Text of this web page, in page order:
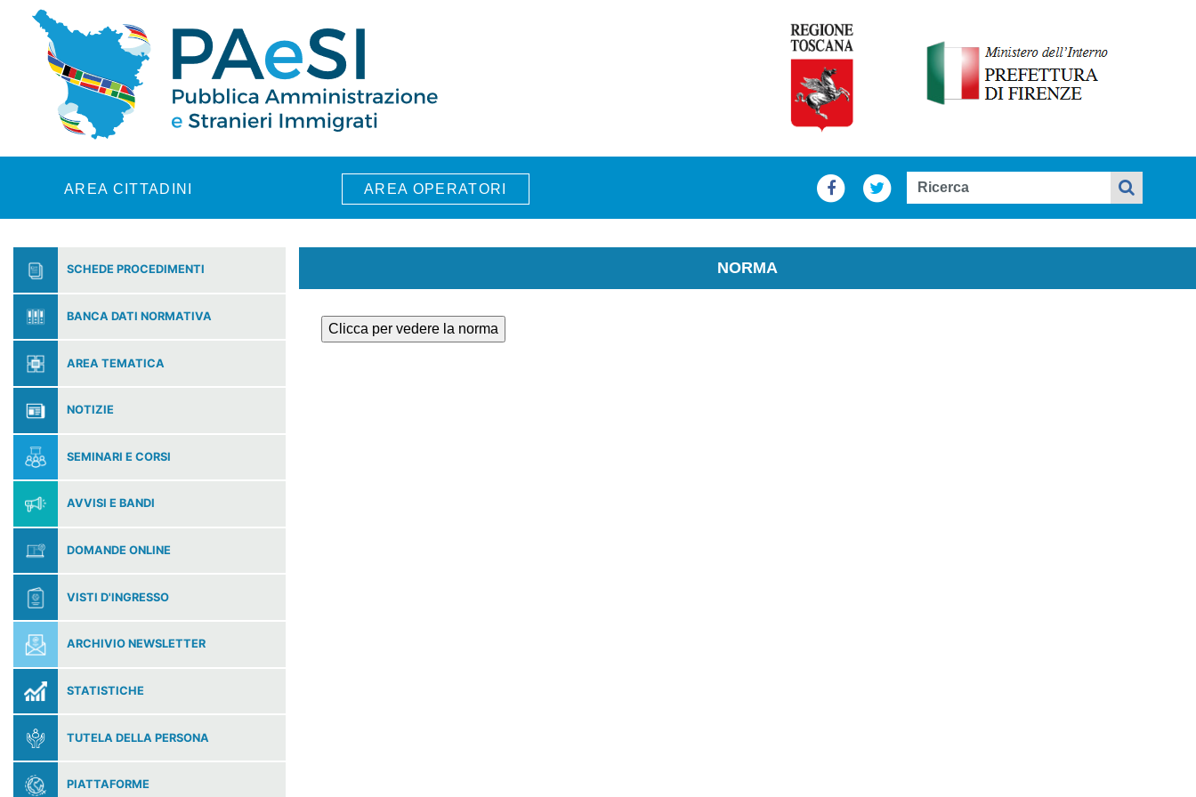
Skip to main content
AREA CITTADINI AREA OPERATORI
SCHEDE PROCEDIMENTI
BANCA DATI NORMATIVA
AREA TEMATICA
NOTIZIE
SEMINARI E CORSI
AVVISI E BANDI
DOMANDE ONLINE
VISTI D'INGRESSO
ARCHIVIO NEWSLETTER
STATISTICHE
TUTELA DELLA PERSONA
PIATTAFORME
NORMA
Clicca per vedere la norma